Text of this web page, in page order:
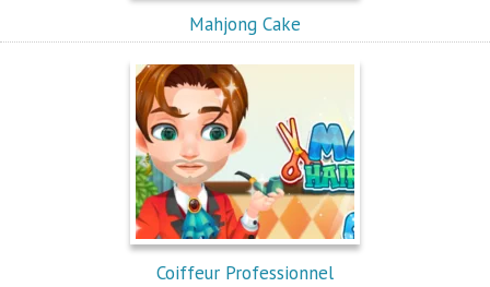
Mahjong Cake
Coiffeur Professionnel